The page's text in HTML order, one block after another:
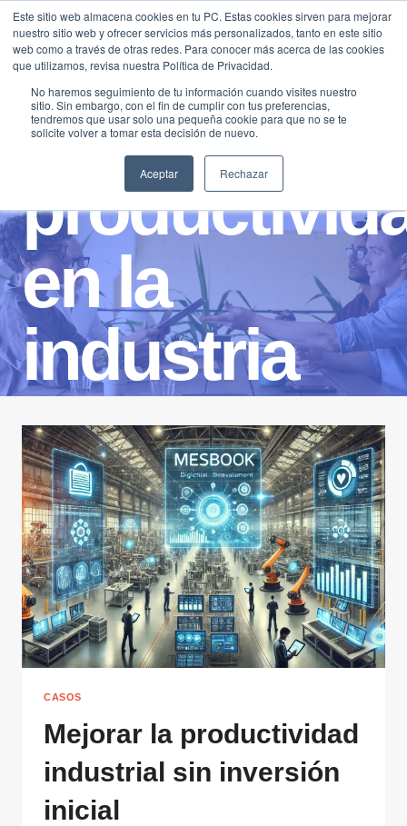
Este sitio web almacena cookies en tu PC. Estas cookies sirven para mejorar
nuestro sitio web y ofrecer servicios más personalizados, tanto en este sitio
web como a través de otras redes. Para conocer más acerca de las cookies
que utilizamos, revisa nuestra Política de Privacidad.
No haremos seguimiento de tu información cuando visites nuestro
sitio. Sin embargo, con el fin de cumplir con tus preferencias,
tendremos que usar solo una pequeña cookie para que no se te
solicite volver a tomar esta decisión de nuevo.
Aceptar Rechazar
Saltar
contenido
en la
industria
CASOS
Mejorar la productividad
industrial sin inversión
inicial
Traducir »